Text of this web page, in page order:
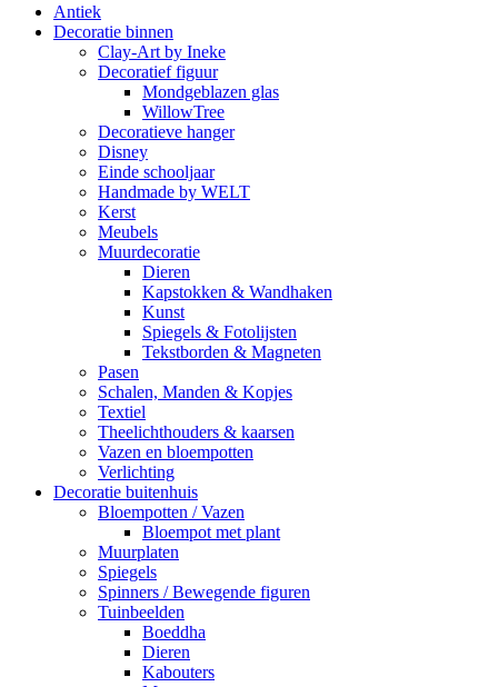
Antiek
Decoratie binnen
Clay-Art by Ineke
Decoratief figuur
Mondgeblazen glas
WillowTree
Decoratieve hanger
Disney
Einde schooljaar
Handmade by WELT
Kerst
Meubels
Muurdecoratie
Dieren
Kapstokken & Wandhaken
Kunst
Spiegels & Fotolijsten
Tekstborden & Magneten
Pasen
Schalen, Manden & Kopjes
Textiel
Theelichthouders & kaarsen
Vazen en bloempotten
Verlichting
Decoratie buitenhuis
Bloempotten / Vazen
Bloempot met plant
Muurplaten
Spiegels
Spinners / Bewegende figuren
Tuinbeelden
Boeddha
Dieren
Kabouters